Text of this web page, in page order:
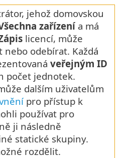
jehož domovskou
zařízenía má
licencí, může
nebo odebírat. Každá
veřejným ID
počet jednotek.
dalším uživatelům
pro přístup k
používat pro
ji následně
statické skupiny.
rozdělit.